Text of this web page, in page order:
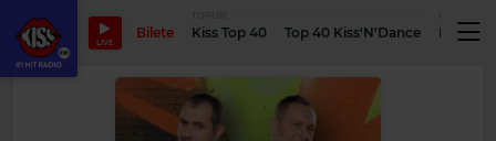
LIVE
Bilete Kiss Top 40 Top 40 Kiss'N'Dance